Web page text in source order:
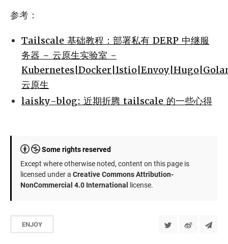
参考：
Tailscale 基础教程：部署私有 DERP 中继服
务器 – 云原生实验室 -
云原生
laisky-blog: 近期折腾 tailscale 的一些心得
Some rights reserved
Except where otherwise noted, content on this page is
licensed under a Creative Commons Attribution-
NonCommercial 4.0 International license.
ENJOY